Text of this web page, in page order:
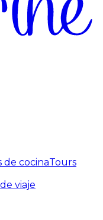
de cocinaTours
viaje